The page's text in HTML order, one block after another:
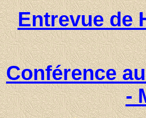
Entrevue de
Conférence
-